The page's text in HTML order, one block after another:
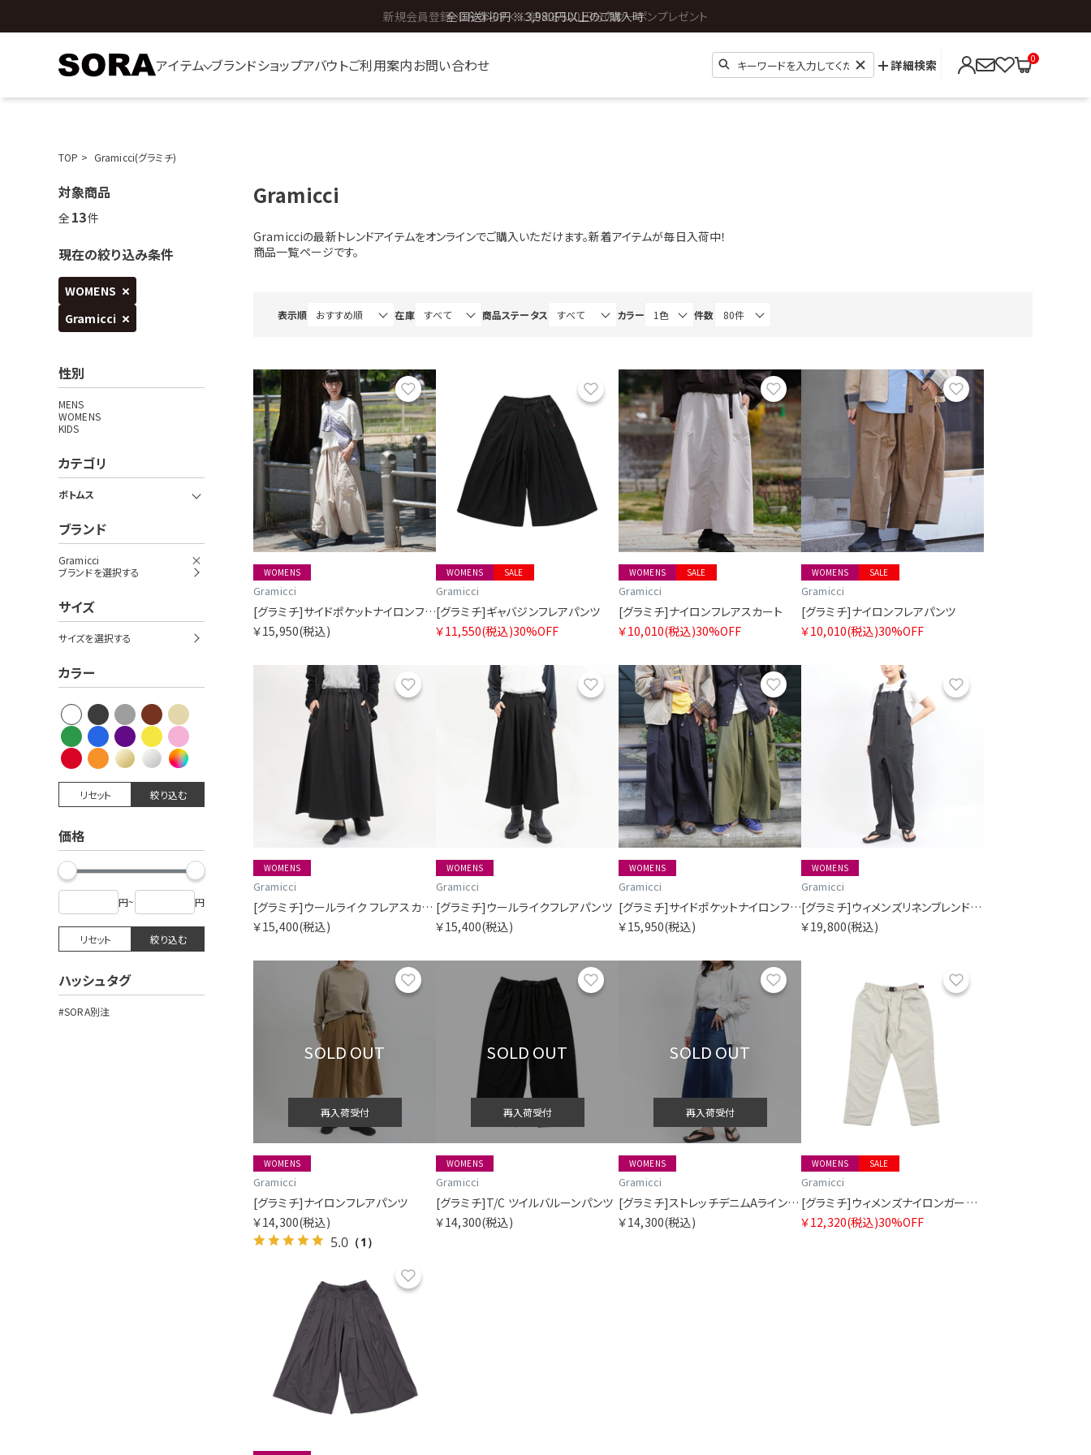
全国送料0円 ※3,980円以上のご購入時
アイテム ブランドショップアバウトご利用案内お問い合わせ 詳細検索 0
TOP Gramicci(グラミチ)
対象商品
全 13件
現在の絞り込み条件
WOMENS
Gramicci
性別
MENS
WOMENS
KIDS
カテゴリ
ボトムス
ブランド
Gramicci
ブランドを選択する
サイズ
サイズを選択する
カラー
リセット 絞り込む
価格
円~ 円
リセット 絞り込む
ハッシュタグ
#SORA別注
Gramicci
Gramicciの最新トレンドアイテムをオンラインでご購入いただけます。新着アイテムが毎日入荷中！
商品一覧ページです。
表示順 在庫 商品ステータス カラー 件数
お気に入り
WOMENS
Gramicci
[グラミチ]サイドポケットナイロンフレアパンツ SORA別注
￥15,950(税込)
お気に入り
SALE
WOMENS
Gramicci
[グラミチ]ギャバジンフレアパンツ
￥11,550(税込)30%OFF
お気に入り
SALE
WOMENS
Gramicci
[グラミチ]ナイロンフレアスカート
￥10,010(税込)30%OFF
お気に入り
SALE
WOMENS
Gramicci
[グラミチ]ナイロンフレアパンツ
￥10,010(税込)30%OFF
WOMENS
Gramicci
[グラミチ]ウールライク フレアスカート
￥15,400(税込)
お気に入り
WOMENS
Gramicci
[グラミチ]ウールライクフレアパンツ
￥15,400(税込)
WOMENS
Gramicci
[グラミチ]サイドポケットナイロンフレアパンツ SORA別注
￥15,950(税込)
WOMENS
Gramicci
[グラミチ]ウィメンズリネンブレンドガーデンサロペット
￥19,800(税込)
SOLD OUT
再入荷受付
WOMENS
Gramicci
[グラミチ]ナイロンフレアパンツ
￥14,300(税込)
5.0 （1）
SOLD OUT
再入荷受付
WOMENS
Gramicci
[グラミチ]T/C ツイルバルーンパンツ
￥14,300(税込)
SOLD OUT
再入荷受付
WOMENS
Gramicci
[グラミチ]ストレッチデニムAラインスカート
￥14,300(税込)
SALE
WOMENS
Gramicci
[グラミチ]ウィメンズナイロンガーデンパンツ
￥12,320(税込)30%OFF